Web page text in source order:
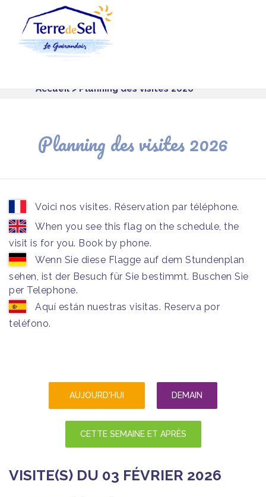
Accueil> Planning des visites 2026
Planning des visites 2026
Voici nos visites. Réservation par téléphone.
When you see this flag on the schedule, the
visit is for you. Book by phone.
Wenn Sie diese Flagge auf dem Stundenplan
sehen, ist der Besuch für Sie bestimmt. Buschen Sie
per Telephone.
Aquí están nuestras visitas. Reserva por
teléfono.
AUJOURD'HUI DEMAIN
CETTE SEMAINE ET APRÈS
VISITE(S) DU 03 FÉVRIER 2026
Panneau de gestion des cookies